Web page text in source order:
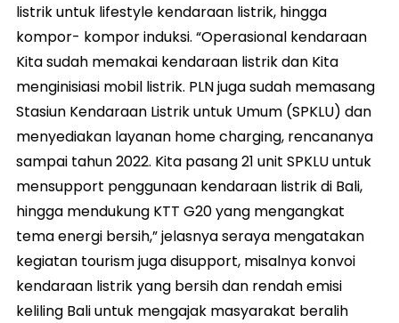
listrik untuk lifestyle kendaraan listrik, hingga
kompor- kompor induksi. “Operasional kendaraan
Kita sudah memakai kendaraan listrik dan Kita
menginisiasi mobil listrik. PLN juga sudah memasang
Stasiun Kendaraan Listrik untuk Umum (SPKLU) dan
menyediakan layanan home charging, rencananya
sampai tahun 2022. Kita pasang 21 unit SPKLU untuk
mensupport penggunaan kendaraan listrik di Bali,
hingga mendukung KTT G20 yang mengangkat
tema energi bersih,” jelasnya seraya mengatakan
kegiatan tourism juga disupport, misalnya konvoi
kendaraan listrik yang bersih dan rendah emisi
keliling Bali untuk mengajak masyarakat beralih